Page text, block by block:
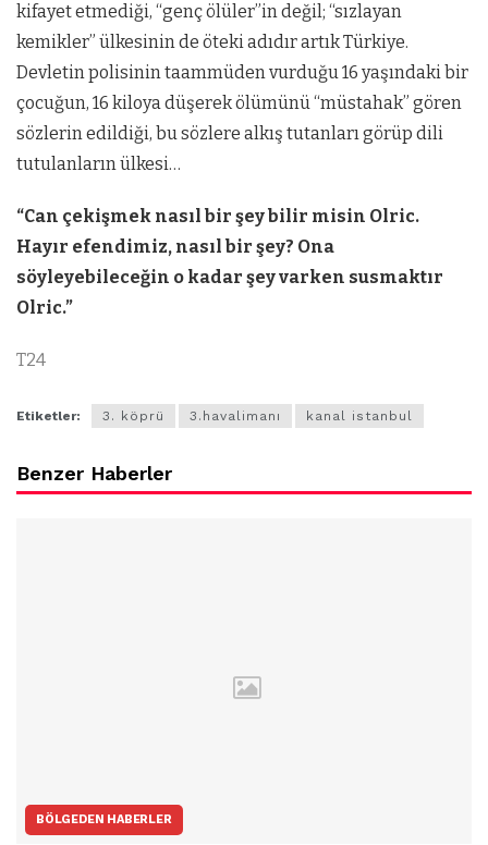
kifayet etmediği, “genç ölüler”in değil; “sızlayan
kemikler” ülkesinin de öteki adıdır artık Türkiye.
Devletin polisinin taammüden vurduğu 16 yaşındaki bir
çocuğun, 16 kiloya düşerek ölümünü “müstahak” gören
sözlerin edildiği, bu sözlere alkış tutanları görüp dili
tutulanların ülkesi…
“Can çekişmek nasıl bir şey bilir misin Olric.
Hayır efendimiz, nasıl bir şey? Ona
söyleyebileceğin o kadar şey varken susmaktır
Olric.”
T24
Etiketler: 3. köprü 3.havalimanı kanal istanbul
Benzer Haberler
BÖLGEDEN HABERLER